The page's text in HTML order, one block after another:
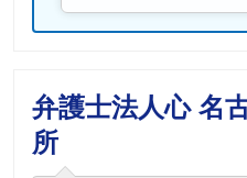
弁護士法人心 名
所